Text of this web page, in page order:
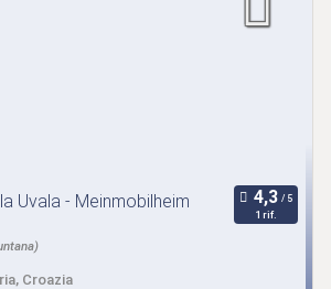
Uvala - Meinmobilheim
1 rif.
Croazia